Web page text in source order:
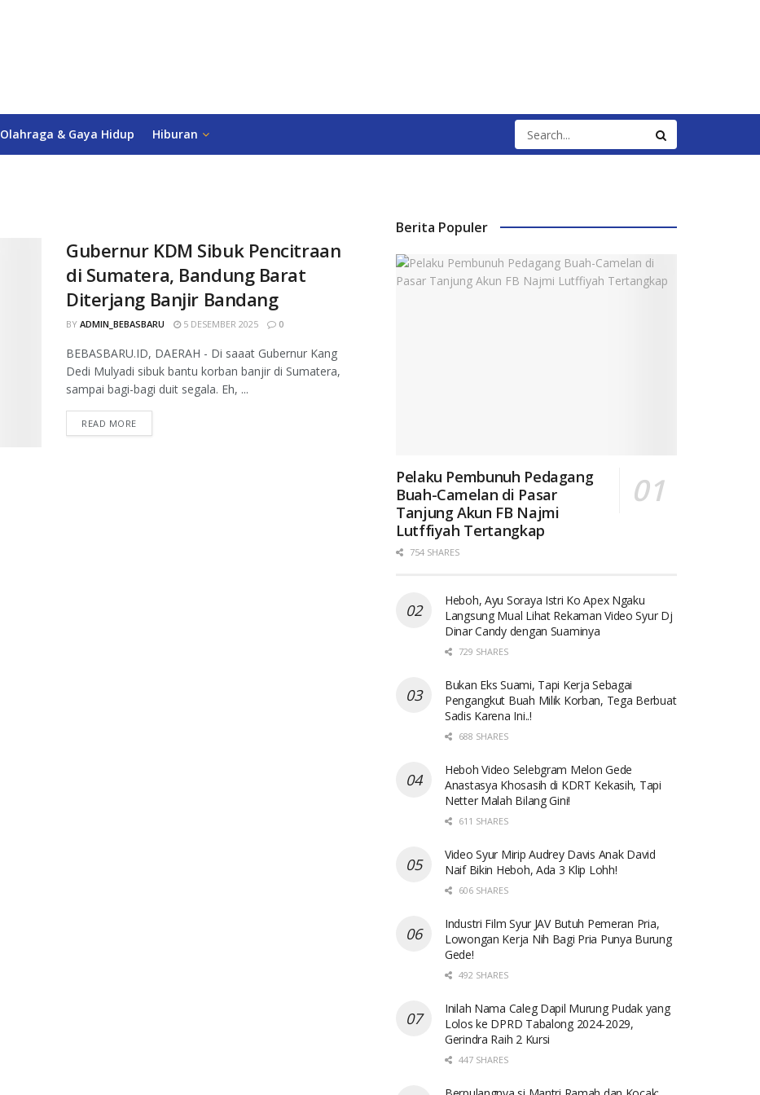
Olahraga & Gaya Hidup Hiburan
Gubernur KDM Sibuk Pencitraan
di Sumatera, Bandung Barat
Diterjang Banjir Bandang
BY ADMIN_BEBASBARU 5 DESEMBER 2025 0
BEBASBARU.ID, DAERAH - Di saaat Gubernur Kang
Dedi Mulyadi sibuk bantu korban banjir di Sumatera,
sampai bagi-bagi duit segala. Eh, ...
READ MORE
Berita Populer
Pelaku Pembunuh Pedagang
Buah-Camelan di Pasar
Tanjung Akun FB Najmi
Lutffiyah Tertangkap
754 SHARES
Heboh, Ayu Soraya Istri Ko Apex Ngaku
Langsung Mual Lihat Rekaman Video Syur Dj
Dinar Candy dengan Suaminya
729 SHARES
Bukan Eks Suami, Tapi Kerja Sebagai
Pengangkut Buah Milik Korban, Tega Berbuat
Sadis Karena Ini..!
688 SHARES
Heboh Video Selebgram Melon Gede
Anastasya Khosasih di KDRT Kekasih, Tapi
Netter Malah Bilang Gini!
611 SHARES
Video Syur Mirip Audrey Davis Anak David
Naif Bikin Heboh, Ada 3 Klip Lohh!
606 SHARES
Industri Film Syur JAV Butuh Pemeran Pria,
Lowongan Kerja Nih Bagi Pria Punya Burung
Gede!
492 SHARES
Inilah Nama Caleg Dapil Murung Pudak yang
Lolos ke DPRD Tabalong 2024-2029,
Gerindra Raih 2 Kursi
447 SHARES